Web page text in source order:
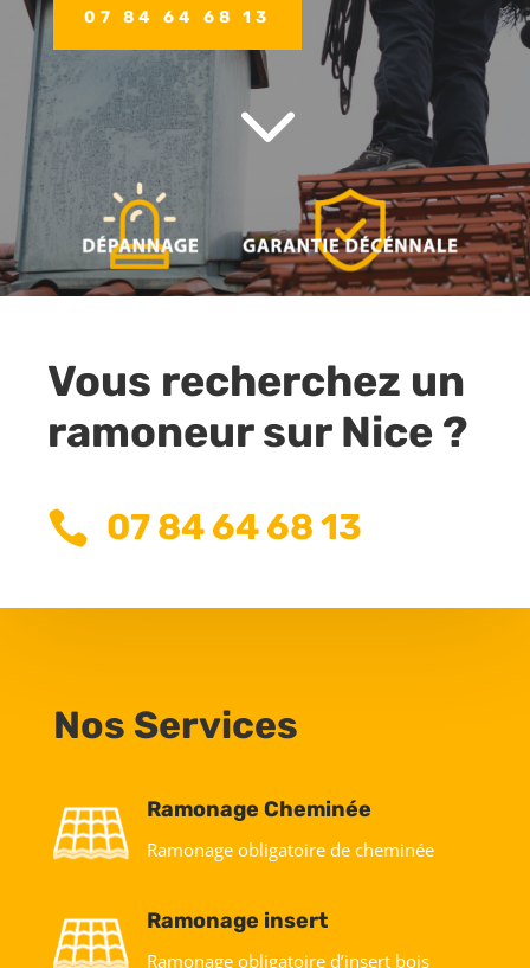
07 84 64 68 13
3
Vous recherchez un
ramoneur sur Nice ?
 07 84 64 68 13
Nos Services
Ramonage Cheminée
Ramonage obligatoire de cheminée
Ramonage insert
Ramonage obligatoire d’insert bois